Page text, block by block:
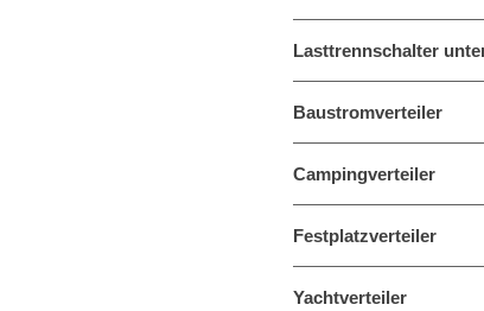
Lasttrennschalter
Baustromverteiler
Campingverteiler
Festplatzverteiler
Yachtverteiler